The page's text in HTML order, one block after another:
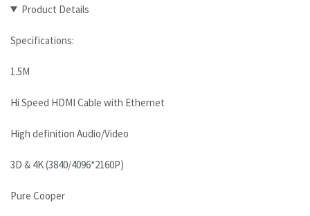
Product Details
Specifications:
1.5M
Hi Speed HDMI Cable with Ethernet
High definition Audio/Video
3D & 4K (3840/4096*2160P)
Pure Cooper